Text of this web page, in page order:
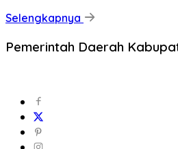
Selengkapnya
Pemerintah Daerah